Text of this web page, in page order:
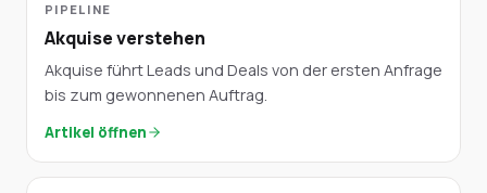
PIPELINE
Akquise verstehen
Akquise führt Leads und Deals von der ersten Anfrage
bis zum gewonnenen Auftrag.
Artikel öffnen